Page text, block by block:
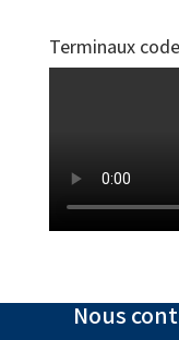
Terminaux
Nous